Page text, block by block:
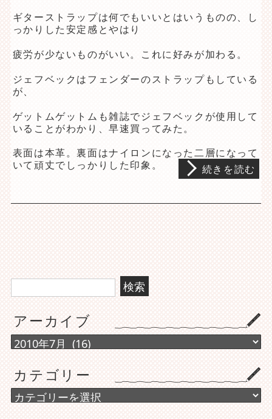
ギターストラップは何でもいいとはいうものの、し
っかりした安定感とやはり
疲労が少ないものがいい。これに好みが加わる。
ジェフベックはフェンダーのストラップもしている
が、
ゲットムゲットムも雑誌でジェフベックが使用して
いることがわかり、早速買ってみた。
表面は本革。裏面はナイロンになった二層になって
いて頑丈でしっかりした印象。
続きを読む
検
索:
アーカイブ
ア
ー
イ
ブ
カテゴリー
カ
テ